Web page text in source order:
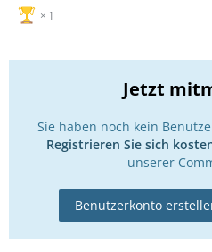
1
Jetzt
Sie haben noch kein
Registrieren Sie sich
unserer
Benutzerkonto